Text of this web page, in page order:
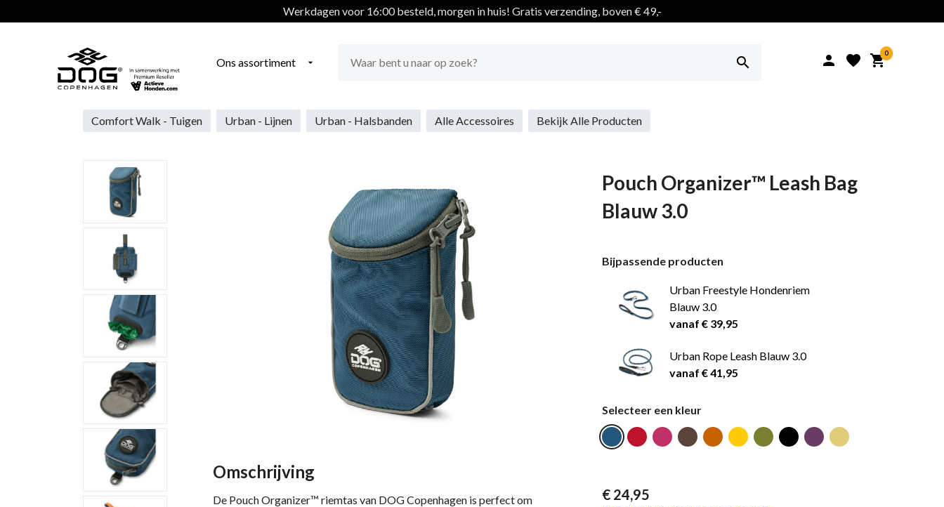
Werkdagen voor 16:00 besteld, morgen in huis! Gratis verzending, boven € 49,-
  0

Ons assortiment 
Comfort Walk - Tuigen Urban - Lijnen Urban - Halsbanden Alle Accessoires Bekijk Alle Producten
Pouch Organizer™ Leash Bag
Blauw 3.0
Bijpassende producten
Urban Freestyle Hondenriem
Blauw 3.0
vanaf € 39,95
Urban Rope Leash Blauw 3.0
vanaf € 41,95
Selecteer een kleur
€ 24,95
Omschrijving
De Pouch Organizer™ riemtas van DOG Copenhagen is perfect om